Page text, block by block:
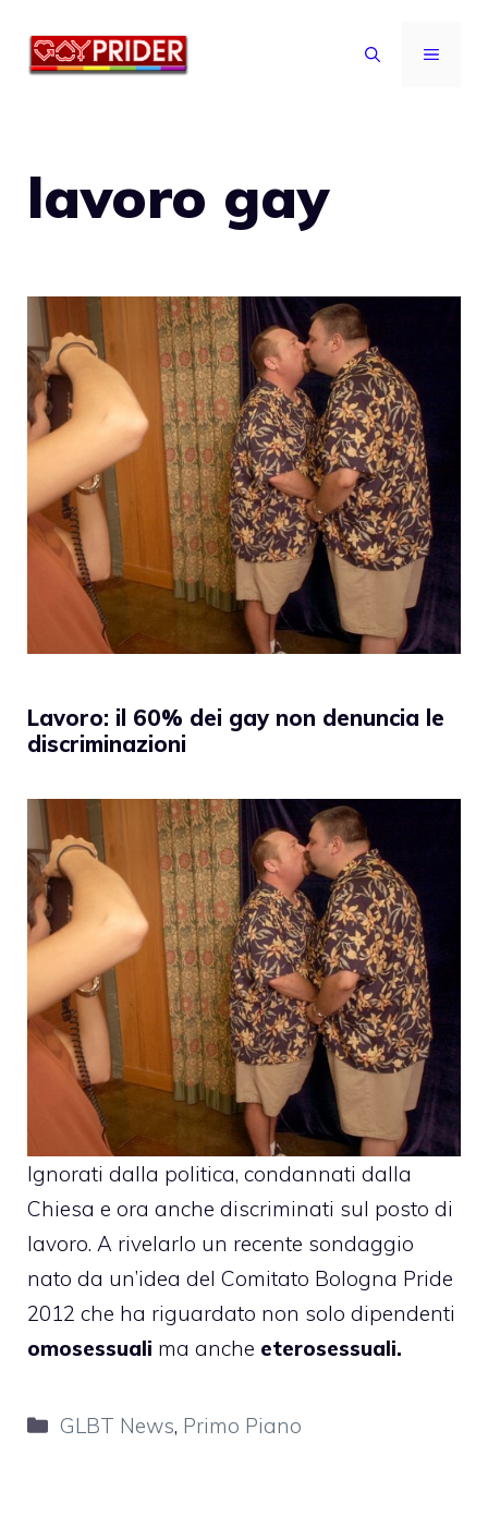
MENU
lavoro gay
Lavoro: il 60% dei gay non denuncia le
discriminazioni
Ignorati dalla politica, condannati dalla
Chiesa e ora anche discriminati sul posto di
lavoro. A rivelarlo un recente sondaggio
nato da un’idea del Comitato Bologna Pride
2012 che ha riguardato non solo dipendenti
omosessuali ma anche eterosessuali.
Categorie
GLBT News, Primo Piano